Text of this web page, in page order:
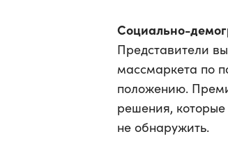
Социально-
Представители
массмаркета по
положению.
решения,
не обнаружить.